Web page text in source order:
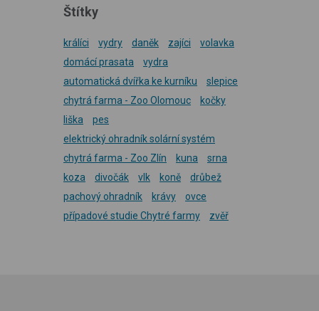
Štítky
králíci vydry daněk zajíci
volavka
domácí prasata
vydra
automatická dvířka ke kurníku
slepice
chytrá farma - Zoo Olomouc
kočky
liška
pes
elektrický ohradník solární systém
chytrá farma - Zoo Zlín
kuna
srna
koza
divočák vlk koně
drůbež
pachový ohradník
krávy
ovce
případové studie Chytré farmy
zvěř